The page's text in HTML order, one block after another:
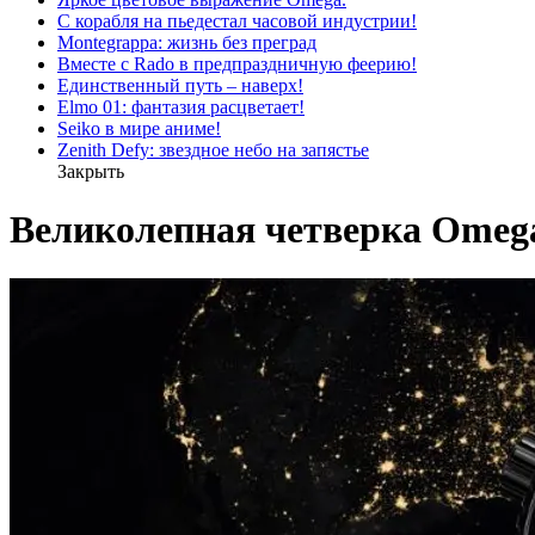
С корабля на пьедестал часовой индустрии!
Montegrappa: жизнь без преград
Вместе с Rado в предпраздничную феерию!
Единственный путь – наверх!
Elmo 01: фантазия расцветает!
Seiko в мире аниме!
Zenith Defy: звездное небо на запястье
Закрыть
Великолепная четверка